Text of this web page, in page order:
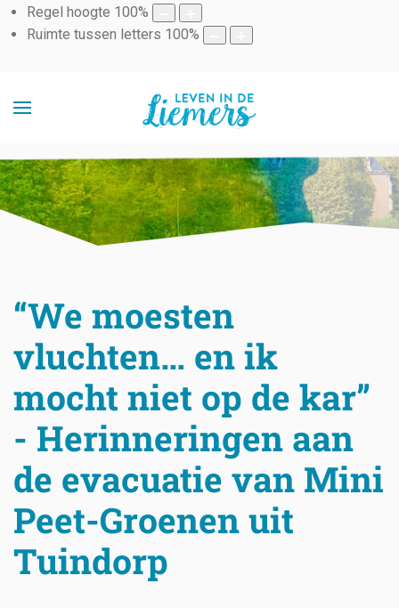
Regel hoogte 100%
Ruimte tussen letters 100%
“We moesten
vluchten… en ik
mocht niet op de kar”
- Herinneringen aan
de evacuatie van Mini
Peet-Groenen uit
Tuindorp